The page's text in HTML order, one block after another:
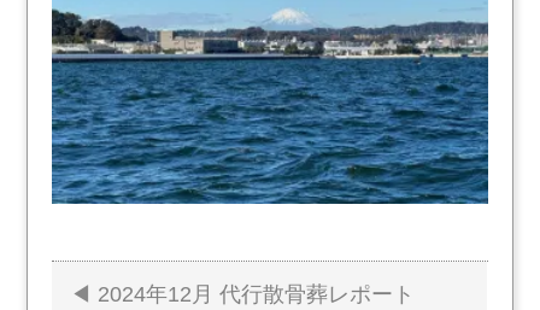
2024年12月 代行散骨葬レポート